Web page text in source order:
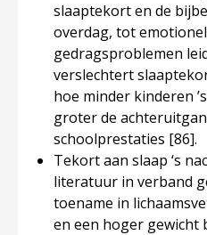
slaaptekort en de
overdag, tot
gedragsproblemen
verslechtert
hoe minder kinderen
groter de
schoolprestaties [86].
Tekort aan slaap ‘s
literatuur in verband
toename in
en een hoger gewicht